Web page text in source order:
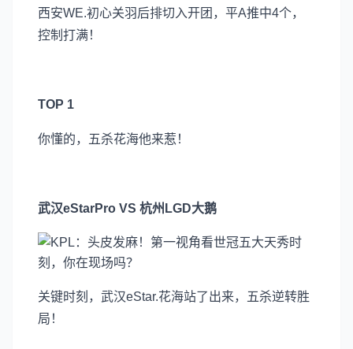
西安WE.初心关羽后排切入开团，平A推中4个，
控制打满！
TOP 1
你懂的，五杀花海他来惹！
武汉eStarPro VS 杭州LGD大鹅
关键时刻，武汉eStar.花海站了出来，五杀逆转胜
局！